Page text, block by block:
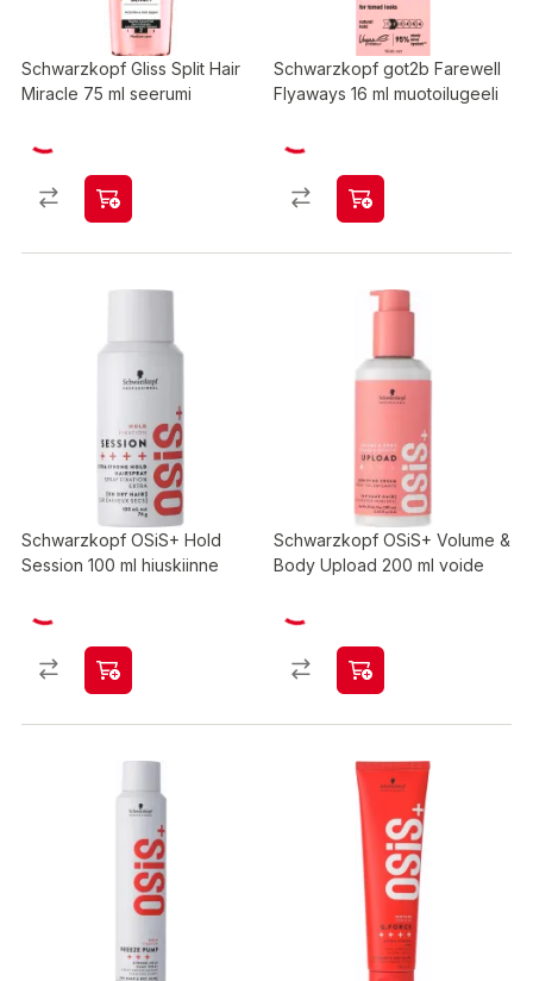
Schwarzkopf Gliss Split Hair
Miracle 75 ml seerumi
Schwarzkopf got2b Farewell
Flyaways 16 ml muotoilugeeli
Schwarzkopf OSiS+ Hold
Session 100 ml hiuskiinne
Schwarzkopf OSiS+ Volume &
Body Upload 200 ml voide